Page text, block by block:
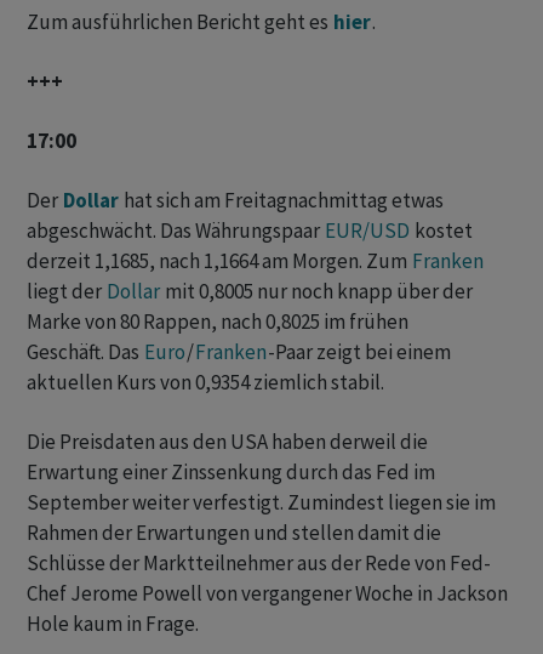
Zum ausführlichen Bericht geht es hier.
+++
17:00
Der Dollar hat sich am Freitagnachmittag etwas
abgeschwächt. Das Währungspaar EUR/USD kostet
derzeit 1,1685, nach 1,1664 am Morgen. Zum Franken
liegt der Dollar mit 0,8005 nur noch knapp über der
Marke von 80 Rappen, nach 0,8025 im frühen
Geschäft. Das Euro/Franken-Paar zeigt bei einem
aktuellen Kurs von 0,9354 ziemlich stabil.
Die Preisdaten aus den USA haben derweil die
Erwartung einer Zinssenkung durch das Fed im
September weiter verfestigt. Zumindest liegen sie im
Rahmen der Erwartungen und stellen damit die
Schlüsse der Marktteilnehmer aus der Rede von Fed-
Chef Jerome Powell von vergangener Woche in Jackson
Hole kaum in Frage.